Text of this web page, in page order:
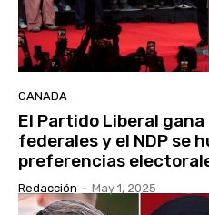
CANADA
El Partido Liberal
federales y el NDP se
preferencias
Redacción - May 1, 2025